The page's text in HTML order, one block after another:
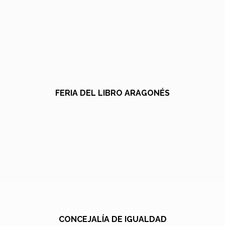
FERIA DEL LIBRO ARAGONÉS
CONCEJALÍA DE IGUALDAD